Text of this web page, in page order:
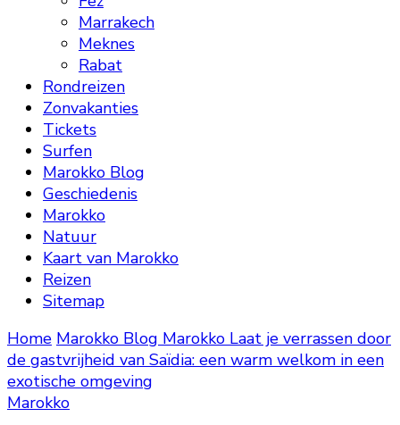
Marrakech
Meknes
Rabat
Rondreizen
Zonvakanties
Tickets
Surfen
Marokko Blog
Geschiedenis
Marokko
Natuur
Kaart van Marokko
Reizen
Sitemap
Home Marokko Blog Marokko Laat je verrassen door
de gastvrijheid van Saïdia: een warm welkom in een
exotische omgeving
Marokko